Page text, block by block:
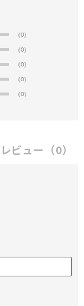
(0)
(0)
(0)
(0)
(0)
ビュー （0）